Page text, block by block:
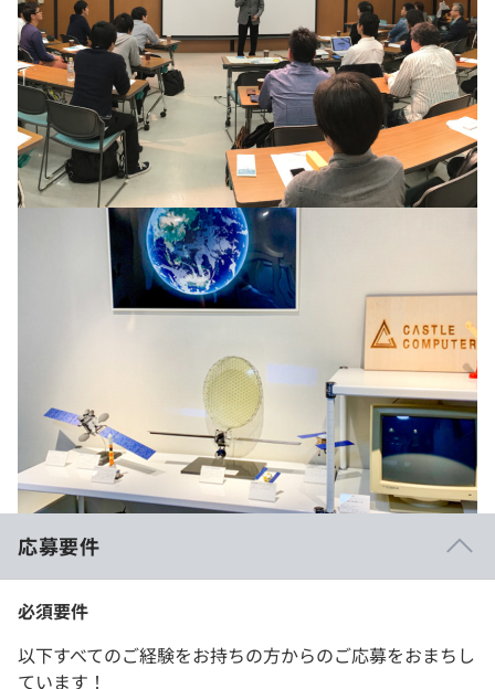
応募要件
必須要件
以下すべてのご経験をお持ちの方からのご応募をおまちし
ています！